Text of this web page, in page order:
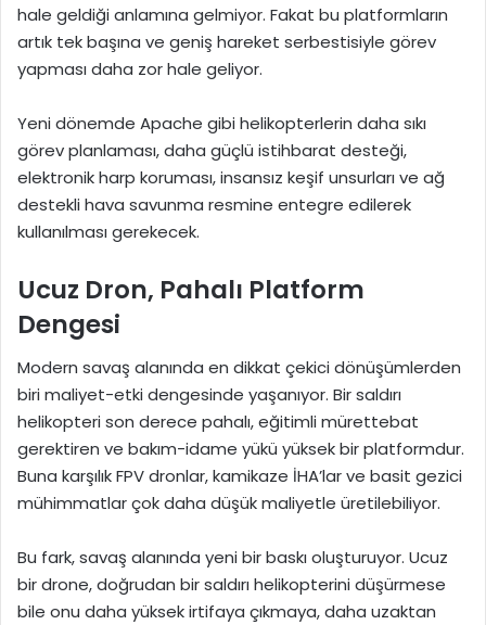
hale geldiği anlamına gelmiyor. Fakat bu platformların
artık tek başına ve geniş hareket serbestisiyle görev
yapması daha zor hale geliyor.
Yeni dönemde Apache gibi helikopterlerin daha sıkı
görev planlaması, daha güçlü istihbarat desteği,
elektronik harp koruması, insansız keşif unsurları ve ağ
destekli hava savunma resmine entegre edilerek
kullanılması gerekecek.
Ucuz Dron, Pahalı Platform
Dengesi
Modern savaş alanında en dikkat çekici dönüşümlerden
biri maliyet-etki dengesinde yaşanıyor. Bir saldırı
helikopteri son derece pahalı, eğitimli mürettebat
gerektiren ve bakım-idame yükü yüksek bir platformdur.
Buna karşılık FPV dronlar, kamikaze İHA’lar ve basit gezici
mühimmatlar çok daha düşük maliyetle üretilebiliyor.
Bu fark, savaş alanında yeni bir baskı oluşturuyor. Ucuz
bir drone, doğrudan bir saldırı helikopterini düşürmese
bile onu daha yüksek irtifaya çıkmaya, daha uzaktan